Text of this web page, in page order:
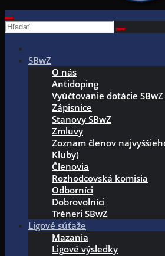
SBwZ
O nás
Antidoping
Vyúčtovanie dotácie SBwZ
Zápisnice
Stanovy SBwZ
Zmluvy
Zoznam členov
Kluby)
Členovia
Rozhodcovská komisia
Odborníci
Dobrovolníci
Tréneri SBwZ
Ligové súťaže
Mazania
Ligové výsledky